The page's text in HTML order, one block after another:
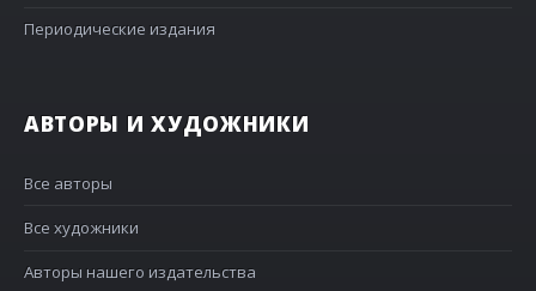
Периодические издания
АВТОРЫ И ХУДОЖНИКИ
Все авторы
Все художники
Авторы нашего издательства